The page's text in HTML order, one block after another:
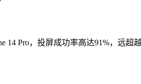
14 Pro，投屏成功率高达91%，